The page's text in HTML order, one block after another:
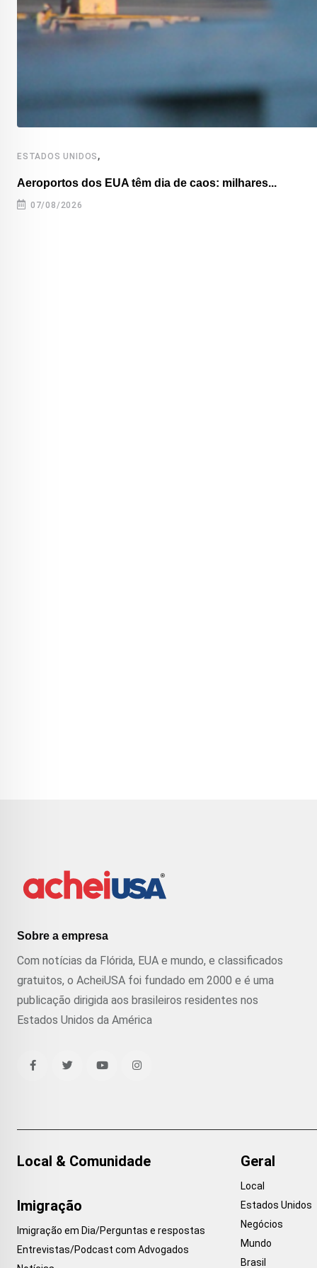
ESTADOS UNIDOS ,
Aeroportos dos EUA têm dia de caos: milhares...
07/08/2026
Sobre a empresa
Com notícias da Flórida, EUA e mundo, e classificados
gratuitos, o AcheiUSA foi fundado em 2000 e é uma
publicação dirigida aos brasileiros residentes nos
Estados Unidos da América
Local & Comunidade
Imigração
Imigração em Dia/Perguntas e respostas
Entrevistas/Podcast com Advogados
Geral
Local
Estados Unidos
Negócios
Mundo
Brasil